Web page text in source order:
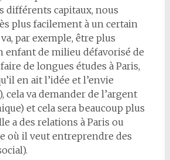
différents capitaux, nous
plus facilement à un certain
par exemple, être plus
enfant de milieu défavorisé de
de longues études à Paris,
en ait l’idée et l’envie
cela va demander de l’argent
et cela sera beaucoup plus
a des relations à Paris ou
où il veut entreprendre des